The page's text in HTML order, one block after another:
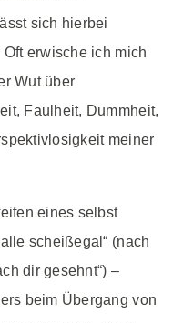
sich hierbei
erwische ich mich
Wut über
Faulheit, Dummheit,
meiner
eines selbst
scheißegal“ (nach
dir gesehnt“) –
beim Übergang von